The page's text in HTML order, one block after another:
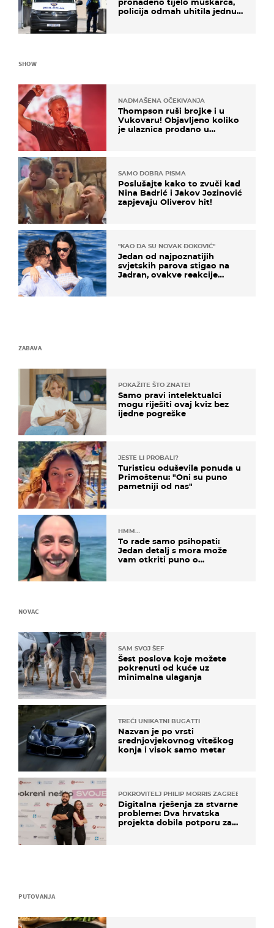
pronađeno tijelo muškarca,
policija odmah uhitila jednu
SHOW
NADMAŠENA OČEKIVANJA
Thompson ruši brojke i u
Vukovaru! Objavljeno koliko
je ulaznica prodano u
SAMO DOBRA PISMA
Poslušajte kako to zvuči kad
Nina Badrić i Jakov Jozinović
zapjevaju Oliverov hit!
"KAO DA SU NOVAK ĐOKOVIĆ"
Jedan od najpoznatijih
svjetskih parova stigao na
Jadran, ovakve reakcije
ZABAVA
POKAŽITE ŠTO ZNATE!
Samo pravi intelektualci
mogu riješiti ovaj kviz bez
ijedne pogreške
JESTE LI PROBALI?
Turisticu oduševila ponuda u
Primoštenu: "Oni su puno
pametniji od nas"
HMM…
To rade samo psihopati:
Jedan detalj s mora može
vam otkriti puno o
PUTOVANJA
NOVAC
SAM SVOJ ŠEF
Šest poslova koje možete
pokrenuti od kuće uz
minimalna ulaganja
TREĆI UNIKATNI BUGATTI
Nazvan je po vrsti
srednjovjekovnog viteškog
konja i visok samo metar
POKROVITELJ PHILIP MORRIS ZAGREB
Digitalna rješenja za stvarne
probleme: Dva hrvatska
projekta dobila potporu za